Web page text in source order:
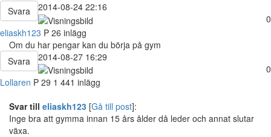
Svara
2014-08-24 22:16
0
eliaskh123 P 26 inlägg
Om du har pengar kan du börja på gym
Svara
2014-08-27 16:29
0
Lollaren P 29 1 441 inlägg
Svar till eliaskh123 [Gå till post]:
Inge bra att gymma innan 15 års ålder då leder och annat slutar
växa.